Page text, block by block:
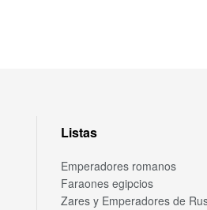
Listas
Emperadores romanos
Faraones egipcios
Zares y Emperadores de